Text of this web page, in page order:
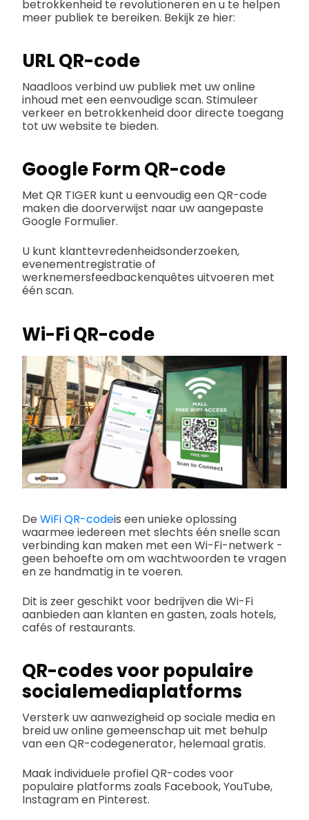
betrokkenheid te revolutioneren en u te helpen
meer publiek te bereiken. Bekijk ze hier:
URL QR-code
Naadloos verbind uw publiek met uw online
inhoud met een eenvoudige scan. Stimuleer
verkeer en betrokkenheid door directe toegang
tot uw website te bieden.
Google Form QR-code
Met QR TIGER kunt u eenvoudig een QR-code
maken die doorverwijst naar uw aangepaste
Google Formulier.
U kunt klanttevredenheidsonderzoeken,
evenementregistratie of
werknemersfeedbackenquêtes uitvoeren met
één scan.
Wi-Fi QR-code
De WiFi QR-codeis een unieke oplossing
waarmee iedereen met slechts één snelle scan
verbinding kan maken met een Wi-Fi-netwerk -
geen behoefte om om wachtwoorden te vragen
en ze handmatig in te voeren.
Dit is zeer geschikt voor bedrijven die Wi-Fi
aanbieden aan klanten en gasten, zoals hotels,
cafés of restaurants.
QR-codes voor populaire
socialemediaplatforms
Versterk uw aanwezigheid op sociale media en
breid uw online gemeenschap uit met behulp
van een QR-codegenerator, helemaal gratis.
Maak individuele profiel QR-codes voor
populaire platforms zoals Facebook, YouTube,
Instagram en Pinterest.